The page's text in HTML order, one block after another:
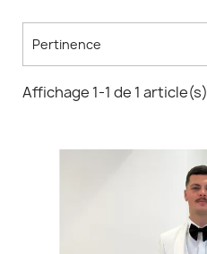
Pertinence
Affichage 1-1 de 1 article(s)